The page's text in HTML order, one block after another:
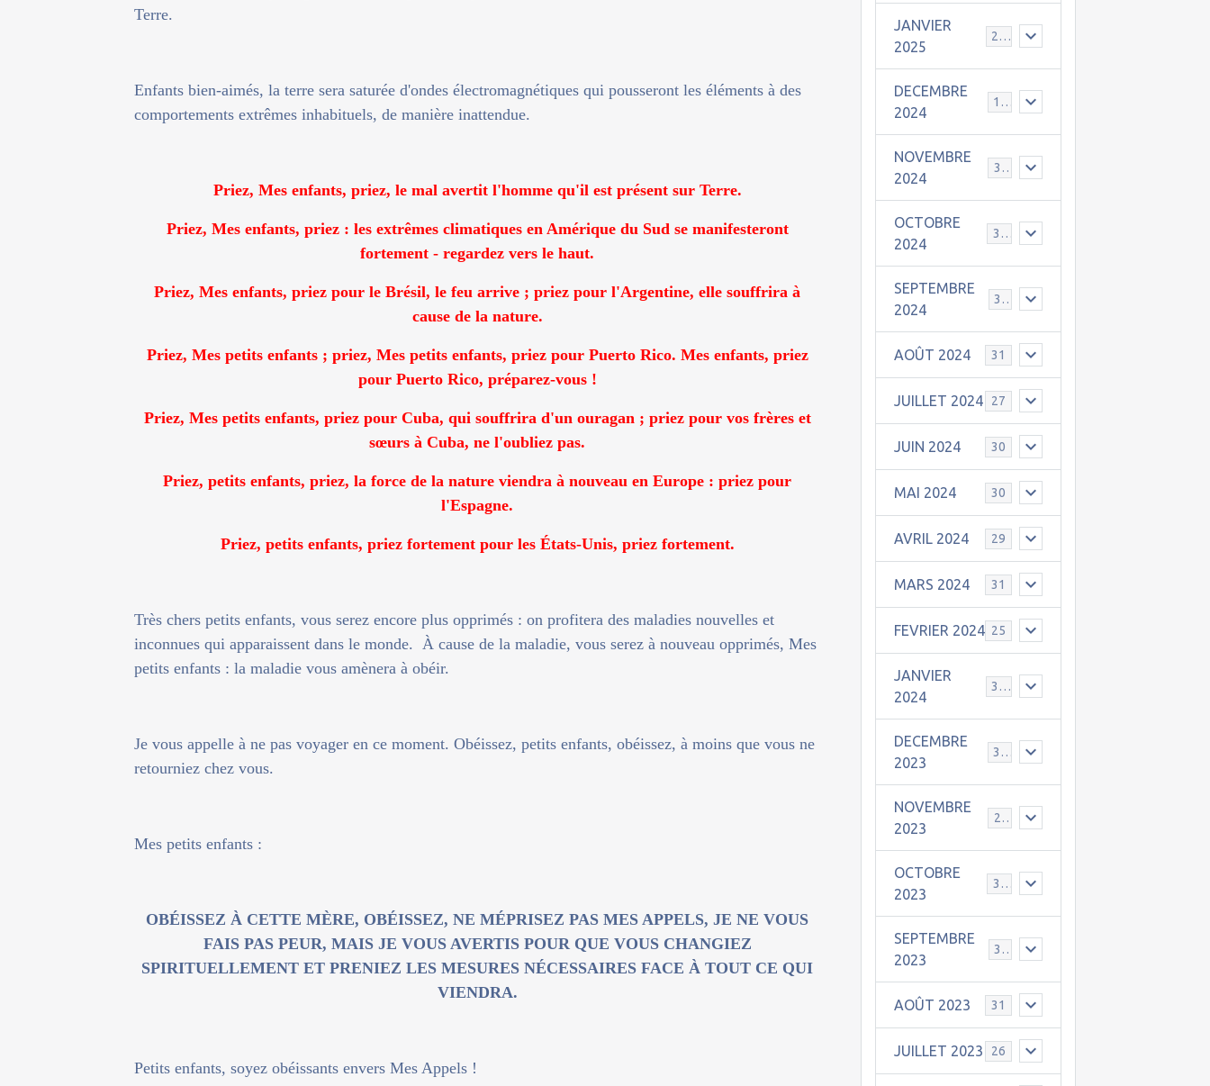
Terre.
Enfants bien-aimés, la terre sera saturée d'ondes électromagnétiques qui pousseront les éléments à des
comportements extrêmes inhabituels, de manière inattendue.
Priez, Mes enfants, priez, le mal avertit l'homme qu'il est présent sur Terre.
Priez, Mes enfants, priez : les extrêmes climatiques en Amérique du Sud se manifesteront
fortement - regardez vers le haut.
Priez, Mes enfants, priez pour le Brésil, le feu arrive ; priez pour l'Argentine, elle souffrira à
cause de la nature.
Priez, Mes petits enfants ; priez, Mes petits enfants, priez pour Puerto Rico. Mes enfants, priez
pour Puerto Rico, préparez-vous !
Priez, Mes petits enfants, priez pour Cuba, qui souffrira d'un ouragan ; priez pour vos frères et
sœurs à Cuba, ne l'oubliez pas.
Priez, petits enfants, priez, la force de la nature viendra à nouveau en Europe : priez pour
l'Espagne.
Priez, petits enfants, priez fortement pour les États-Unis, priez fortement.
Très chers petits enfants, vous serez encore plus opprimés : on profitera des maladies nouvelles et
inconnues qui apparaissent dans le monde. À cause de la maladie, vous serez à nouveau opprimés, Mes
petits enfants : la maladie vous amènera à obéir.
Je vous appelle à ne pas voyager en ce moment. Obéissez, petits enfants, obéissez, à moins que vous ne
retourniez chez vous.
Mes petits enfants :
OBÉISSEZ À CETTE MÈRE, OBÉISSEZ, NE MÉPRISEZ PAS MES APPELS, JE NE VOUS
FAIS PAS PEUR, MAIS JE VOUS AVERTIS POUR QUE VOUS CHANGIEZ
SPIRITUELLEMENT ET PRENIEZ LES MESURES NÉCESSAIRES FACE À TOUT CE QUI
VIENDRA.
Petits enfants, soyez obéissants envers Mes Appels !
JANVIER
2025
25
DECEMBRE
2024
19
NOVEMBRE
2024
30
OCTOBRE
2024
31
SEPTEMBRE
2024
30
AOÛT 2024 31
JUILLET 2024 27
JUIN 2024 30
MAI 2024 30
AVRIL 2024 29
MARS 2024 31
FEVRIER 2024 25
JANVIER
2024
30
DECEMBRE
2023
31
NOVEMBRE
2023
24
OCTOBRE
2023
31
SEPTEMBRE
2023
30
AOÛT 2023 31
JUILLET 2023 26